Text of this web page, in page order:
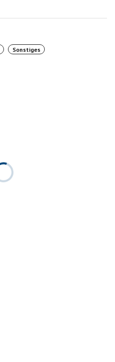
Sonstiges